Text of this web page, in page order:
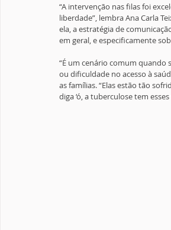
“A intervenção nas filas foi
liberdade”, lembra Ana Carla
ela, a estratégia de
em geral, e especificamente
“É um cenário comum quando
ou dificuldade no acesso à
as famílias. “Elas estão tão
diga ‘ó, a tuberculose tem